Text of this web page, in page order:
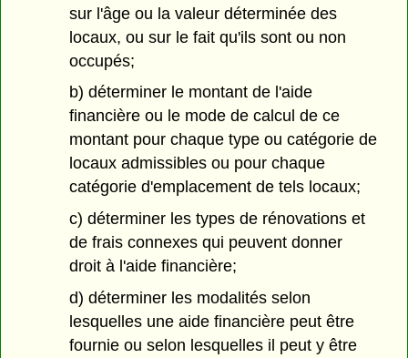
sur l'âge ou la valeur déterminée des
locaux, ou sur le fait qu'ils sont ou non
occupés;
b) déterminer le montant de l'aide
financière ou le mode de calcul de ce
montant pour chaque type ou catégorie de
locaux admissibles ou pour chaque
catégorie d'emplacement de tels locaux;
c) déterminer les types de rénovations et
de frais connexes qui peuvent donner
droit à l'aide financière;
d) déterminer les modalités selon
lesquelles une aide financière peut être
fournie ou selon lesquelles il peut y être